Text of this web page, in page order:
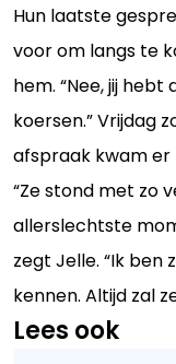
Hun laatste
voor om langs te
hem. “Nee, jij
koersen.” Vrijdag
afspraak kwam er
“Ze stond met zo
allerslechtste
zegt Jelle. “Ik ben
kennen. Altijd zal
Lees ook